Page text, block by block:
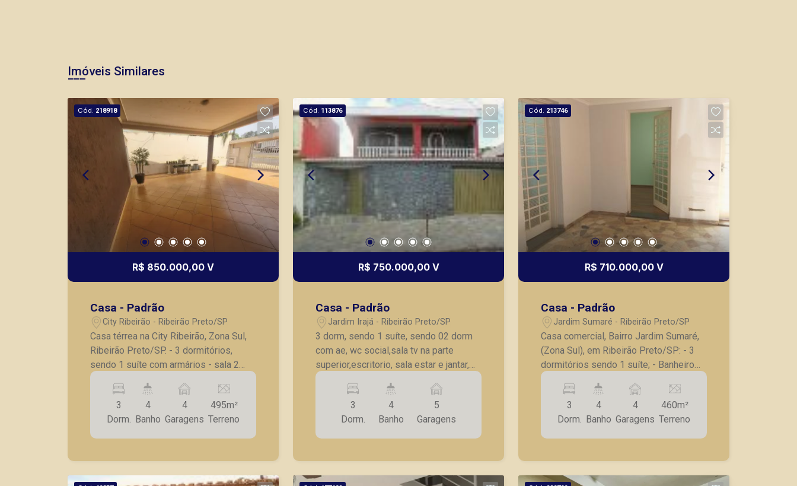
(16) 99263-0551
Corretor(a) Online
CORRETOR DE PLANTÃO
Bráulio Alvarez
(16) 99327-7979
CORRETOR DE PLANTÃO
Marcos Antonio Ferreira
(16) 99137-0754
Imóveis Similares
Cód. 218918
R$ 850.000,00 V
Casa - Padrão
City Ribeirão - Ribeirão Preto/SP
Casa térrea na City Ribeirão, Zona Sul,
Ribeirão Preto/SP. - 3 dormitórios,
sendo 1 suíte com armários - sala 2
ambientes - lavabo - escritório -
cozinha com armários - lavanderia -
banheiro social - despensa - quarto de
despejo - Banheiro de lazer - espaço
gourmet - piscina - 4 vagas de garagem
casa precisa de reforma A Piramid tem
como objetivo atender seus clientes
3
Dorm.
4
Banho
4
Garagens
495m²
Terreno
Cód. 113876
R$ 750.000,00 V
Casa - Padrão
Jardim Irajá - Ribeirão Preto/SP
3 dorm, sendo 1 suíte, sendo 02 dorm
com ae, wc social,sala tv na parte
superior,escritorio, sala estar e jantar,
cozinha com ae,area de serviço,wc
social, edícula no fundo com
churrasqueira, 1 dorm,wc, piscina, 03
vagas garagem. Obs:(proprietario aceita
apto no Jardim Iraja ate R$350.000,00
3
Dorm.
4
Banho
5
Garagens
Cód. 213746
R$ 710.000,00 V
Casa - Padrão
Jardim Sumaré - Ribeirão Preto/SP
Casa comercial, Bairro Jardim Sumaré,
(Zona Sul), em Ribeirão Preto/SP: - 3
dormitórios sendo 1 suíte; - Banheiro
social; - Sala 2 ambientes; - Cozinha
com armário; - Despensa; - Lavanderia;
- Dependência e banheiro de serviço; -
4 vagas de garagem; - Excelente
localização no Boulevard. A Piramid
clientes com agilidade e segurança, em
locação, vendas de imóveis prontos,
3
Dorm.
4
Banho
4
Garagens
460m²
Terreno